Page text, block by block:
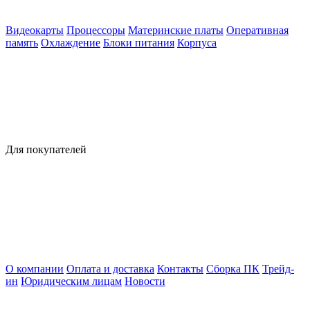
Видеокарты Процессоры Материнские платы Оперативная
память Охлаждение Блоки питания Корпуса
Для покупателей
О компании Оплата и доставка Контакты Сборка ПК Трейд-
ин Юридическим лицам Новости